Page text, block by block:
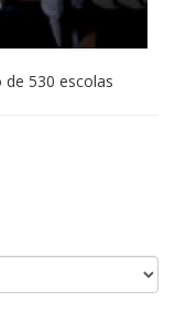
530 escolas